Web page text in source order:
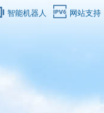
智能机器人 网站支持